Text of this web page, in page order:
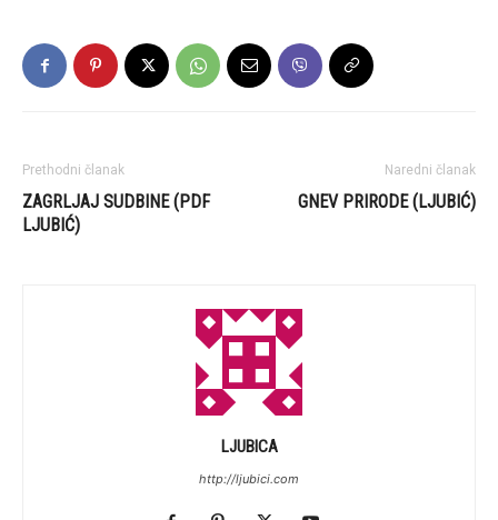
Prethodni članak
ZAGRLJAJ SUDBINE (PDF
LJUBIĆ)
Naredni članak
GNEV PRIRODE (LJUBIĆ)
LJUBICA
http://ljubici.com